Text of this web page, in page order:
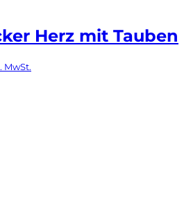
Herz mit Tauben
MwSt.